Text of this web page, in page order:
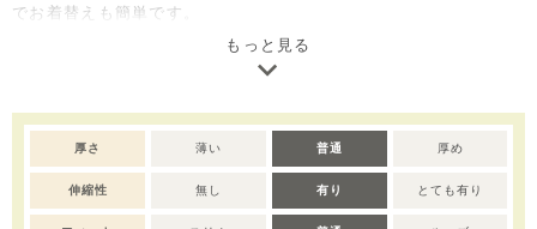
でお着替えも簡単です。
帽子には落下防止の紐付きで被せやすく、セットのハンカチには
赤ちゃんが掴みやすいふわふわしたリーフ葉のマスコット付き。
優れた毎日着たくなる安心素材です。
出産準備用のほかに出産祝いのベビー服ギフトとしても大変喜ば
れるセットアイテムです。
【mini moi（ミニモイ）】
もっと見る
厚さ 薄い 普通 厚め
伸縮性 無し 有り とても有り